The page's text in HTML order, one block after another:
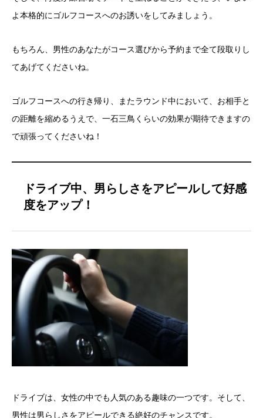
よ本格的にゴルフコースへのお誘いをしてみましょう。
もちろん、男性のあなたがコース選びから予約まで全て段取りし
てあげてくださいね。
ゴルフコースへの行き帰り、またラウンド中において、お相手と
の距離を縮めるうえで、一石三鳥くらいの効果が期待できますの
で頑張ってくださいね！
ドライブ中、男らしさをアピールして好感
度をアップ！
ドライブは、女性の中でも人気のある趣味の一つです。そして、
男性は男らしさをアピールできる絶好のチャンスです。